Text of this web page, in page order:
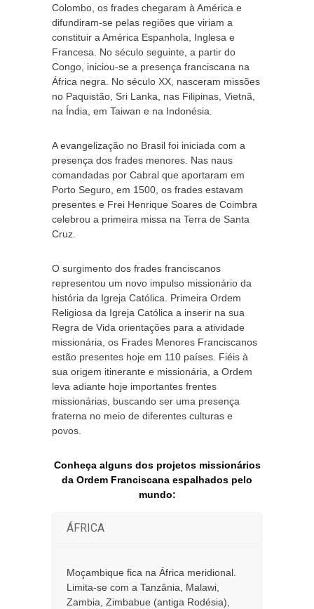
Colombo, os frades chegaram à América e
difundiram-se pelas regiões que viriam a
constituir a América Espanhola, Inglesa e
Francesa. No século seguinte, a partir do
Congo, iniciou-se a presença franciscana na
África negra. No século XX, nasceram missões
no Paquistão, Sri Lanka, nas Filipinas, Vietnã,
na Índia, em Taiwan e na Indonésia.
A evangelização no Brasil foi iniciada com a
presença dos frades menores. Nas naus
comandadas por Cabral que aportaram em
Porto Seguro, em 1500, os frades estavam
presentes e Frei Henrique Soares de Coimbra
celebrou a primeira missa na Terra de Santa
Cruz.
O surgimento dos frades franciscanos
representou um novo impulso missionário da
história da Igreja Católica. Primeira Ordem
Religiosa da Igreja Católica a inserir na sua
Regra de Vida orientações para a atividade
missionária, os Frades Menores Franciscanos
estão presentes hoje em 110 países. Fiéis à
sua origem itinerante e missionária, a Ordem
leva adiante hoje importantes frentes
missionárias, buscando ser uma presença
fraterna no meio de diferentes culturas e
povos.
Conheça alguns dos projetos missionários
da Ordem Franciscana espalhados pelo
mundo:
ÁFRICA
Moçambique fica na África meridional.
Limita-se com a Tanzânia, Malawi,
Zambia, Zimbabue (antiga Rodésia),